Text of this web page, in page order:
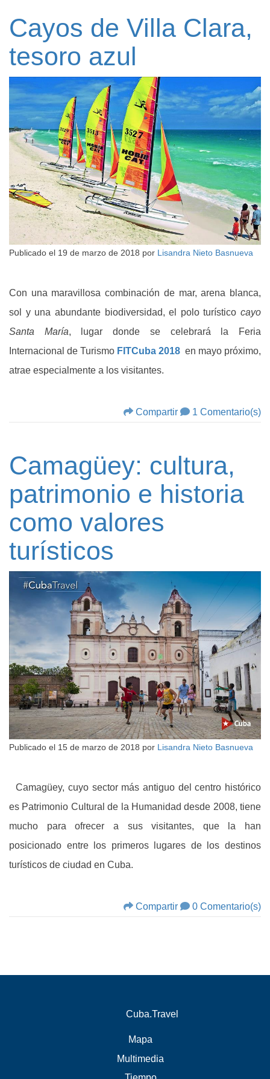
Cayos de Villa Clara,
tesoro azul
Publicado el 19 de marzo de 2018 por Lisandra Nieto Basnueva
Con una maravillosa combinación de mar, arena blanca,
sol y una abundante biodiversidad, el polo turístico cayo
Santa María, lugar donde se celebrará la Feria
Internacional de Turismo FITCuba 2018 en mayo próximo,
atrae especialmente a los visitantes.
Compartir 1 Comentario(s)
Camagüey: cultura,
patrimonio e historia
como valores
turísticos
Publicado el 15 de marzo de 2018 por Lisandra Nieto Basnueva
Camagüey, cuyo sector más antiguo del centro histórico
es Patrimonio Cultural de la Humanidad desde 2008, tiene
mucho para ofrecer a sus visitantes, que la han
posicionado entre los primeros lugares de los destinos
turísticos de ciudad en Cuba.
Compartir 0 Comentario(s)
Cuba.Travel
Mapa
Multimedia